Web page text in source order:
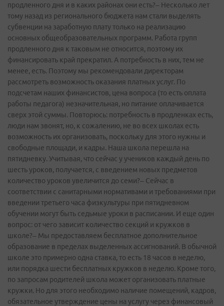
продленного дня и в каких районах они есть?– Несколько лет
тому назад из регионального бюджета нам стали выделять
субвенции на заработную плату только на реализацию
основных общеобразовательных программ. Работа групп
продленного дня к таковым не относится, поэтому их
финансировать край прекратил. А потребность в них, тем не
менее, есть. Поэтому мы рекомендовали директорам
рассмотреть возможность оказания платных услуг. По
подсчетам наших финансистов, цена вопроса (то есть оплата
работы педагога) незначительная, но питание оплачивается
сверх этой суммы. Повторюсь: потребность в продленках есть,
люди нам звонят, но, к сожалению, не во всех школах есть
возможность их организовать, поскольку для этого нужны и
свободные площади, и кадры. Наша школа перешла на
пятидневку. Учитывая, что сейчас у учеников каждый день по
шесть уроков, получается, с введением новых предметов
количество уроков увеличится до семи?– Сейчас в
соответствии с санитарными нормативами и требованиями при
введении третьего часа физкультуры при пятидневном
обучении могут быть седьмые уроки в расписании. И еще один
вопрос: от чего зависит количество секций и кружков в
школе?– Мы предоставляем бесплатное дополнительное
образование в пределах выделенных ассигнований. В обычной
школе это примерно одна ставка, то есть 18 часов в неделю,
или порядка шести бесплатных кружков в неделю. Кроме того,
по запросам родителей школа может организовать платные
кружки. Но для этого необходимо наличие помещений, кадров,
обязательное утверждение цены на услугу через финансовый